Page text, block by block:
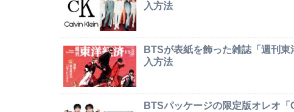
入方法
BTSが表紙を飾った雑誌「週刊
入方法
BTSパッケージの限定版オレオ